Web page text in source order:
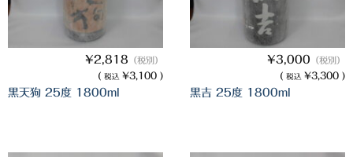
村尾酒造
万膳酒造
¥2,818 （税別）
( 税込 ¥3,100 )
黒天狗 25度 1800ml
¥3,000 （税別）
( 税込 ¥3,300 )
黒吉 25度 1800ml